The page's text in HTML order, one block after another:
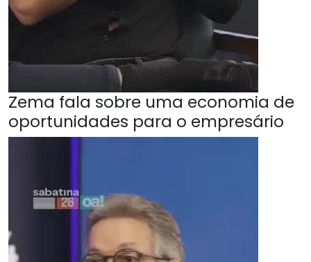
Zema fala sobre uma economia de
oportunidades para o empresário